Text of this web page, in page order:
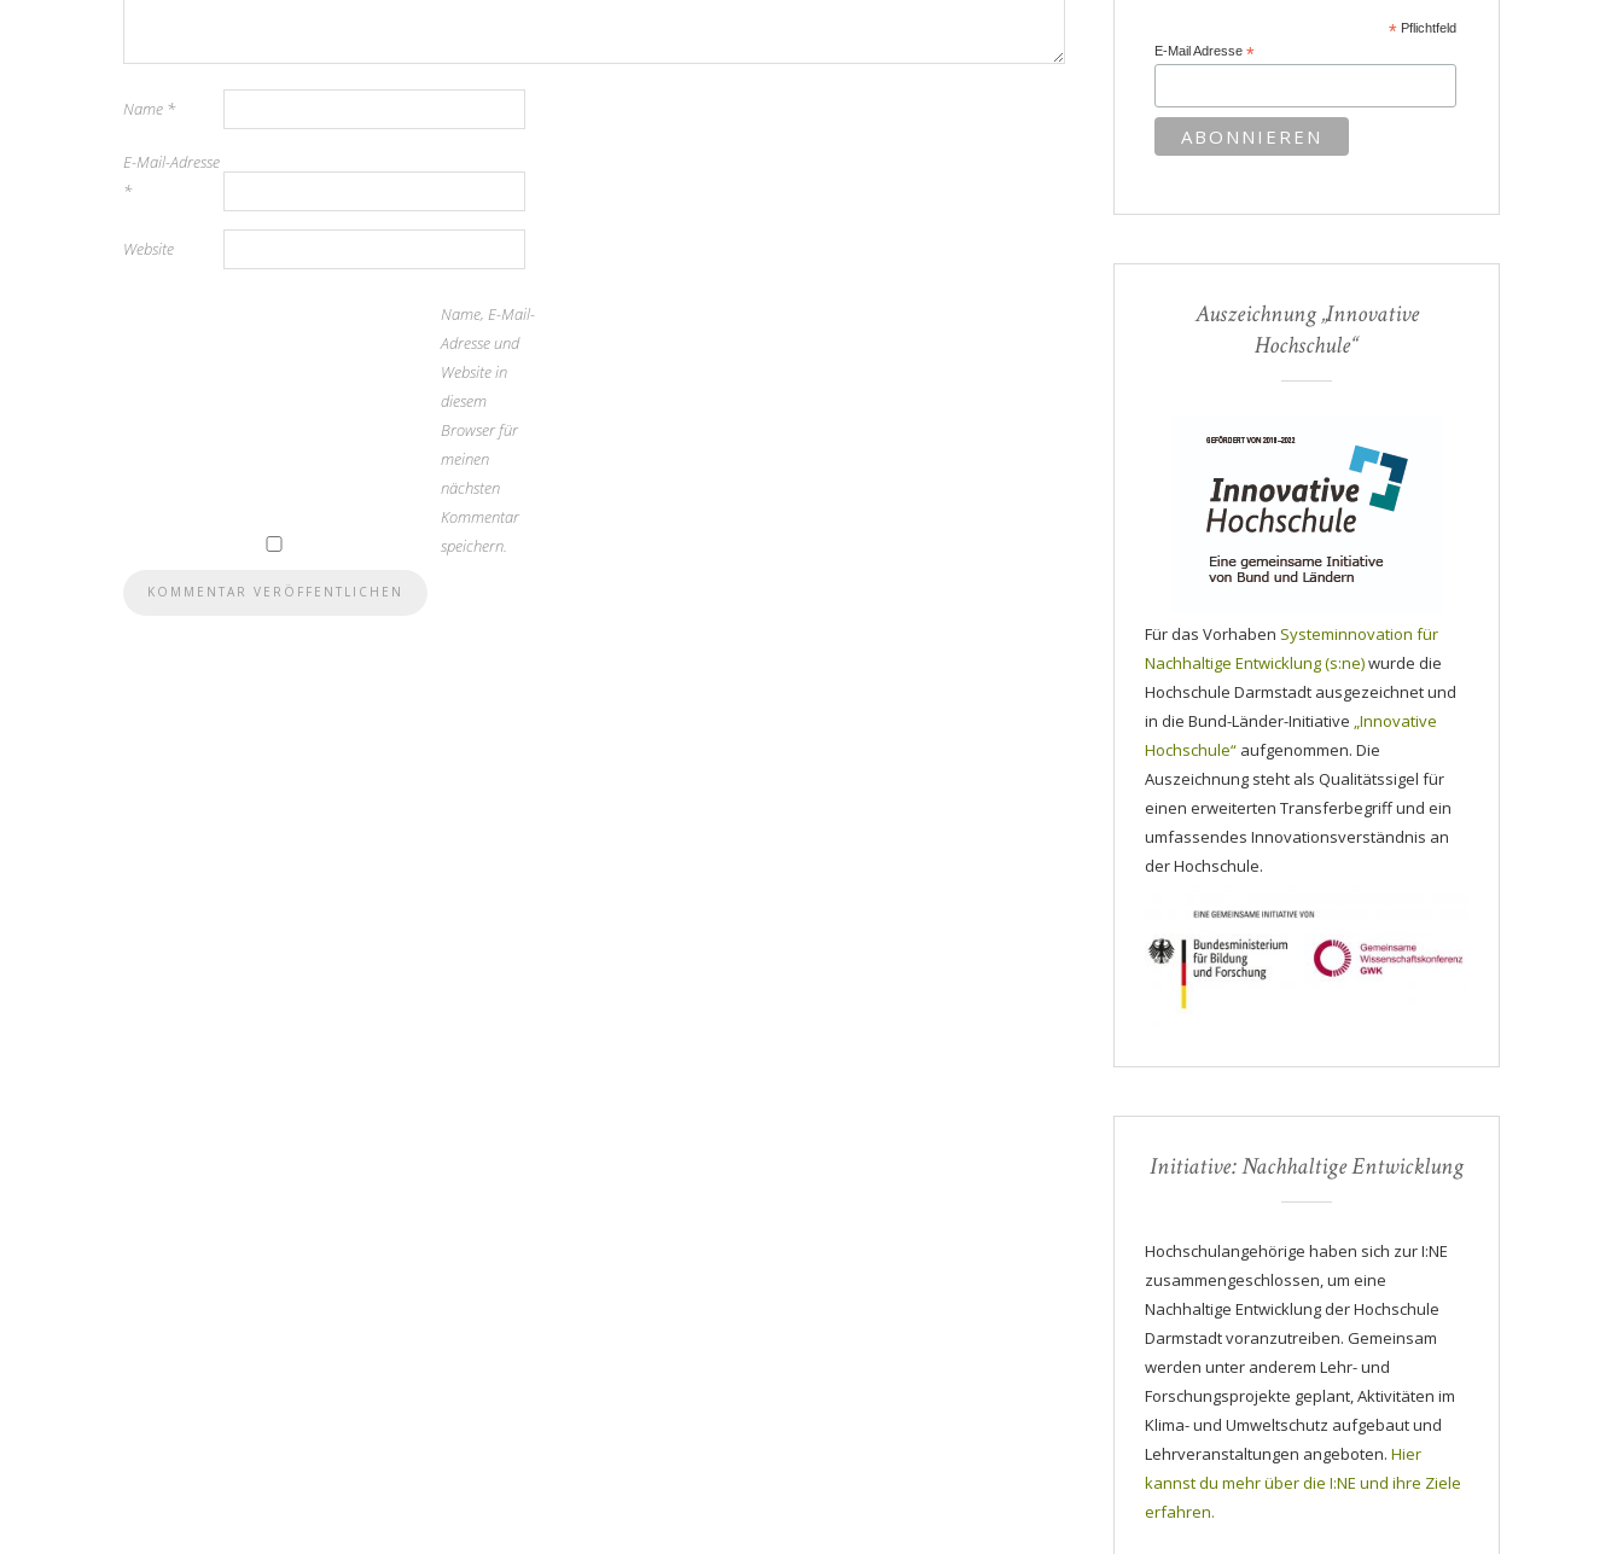
Name *
E-Mail-Adresse
*
Website
Name, E-Mail-
Adresse und
Website in
diesem
Browser für
meinen
nächsten
Kommentar
speichern.
*Pflichtfeld
E-Mail Adresse*
Auszeichnung „Innovative
Hochschule“
Für das Vorhaben Systeminnovation für
Nachhaltige Entwicklung (s:ne)wurde die
Hochschule Darmstadt ausgezeichnet und
in die Bund-Länder-Initiative „Innovative
Hochschule“ aufgenommen. Die
Auszeichnung steht als Qualitätssigel für
einen erweiterten Transferbegriff und ein
umfassendes Innovationsverständnis an
der Hochschule.
Initiative: Nachhaltige Entwicklung
Hochschulangehörige haben sich zur I:NE
zusammengeschlossen, um eine
Nachhaltige Entwicklung der Hochschule
Darmstadt voranzutreiben. Gemeinsam
werden unter anderem Lehr- und
Forschungsprojekte geplant, Aktivitäten im
Klima- und Umweltschutz aufgebaut und
Lehrveranstaltungen angeboten. Hier
kannst du mehr über die I:NE und ihre Ziele
erfahren.